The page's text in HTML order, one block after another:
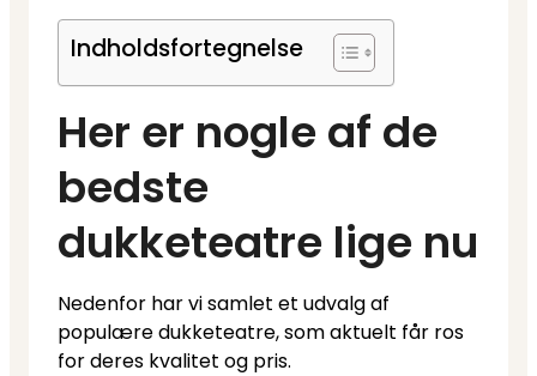
Indholdsfortegnelse
Her er nogle af de
bedste
dukketeatre lige nu
Nedenfor har vi samlet et udvalg af
populære dukketeatre, som aktuelt får ros
for deres kvalitet og pris.